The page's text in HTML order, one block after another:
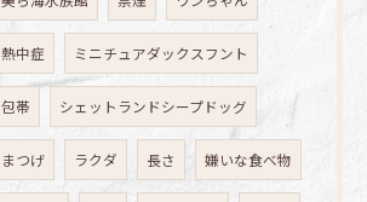
熱中症 ミニチュアダックスフント
包帯 シェットランドシープドッグ
まつげ ラクダ 長さ 嫌いな食べ物